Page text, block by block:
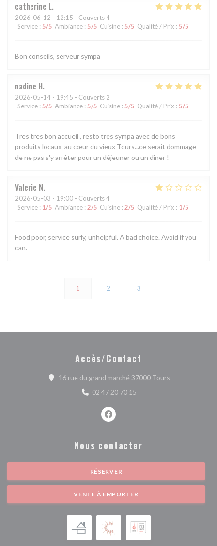
catherine L
2026-06-12 - 12:15 - Couverts 4
Service : 5/5 Ambiance : 5/5 Cuisine : 5/5 Qualité / Prix : 5/5
Bon conseils, serveur sympa
nadine H
2026-05-14 - 19:45 - Couverts 2
Service : 5/5 Ambiance : 5/5 Cuisine : 5/5 Qualité / Prix : 5/5
Tres tres bon accueil , resto tres sympa avec de bons
produits locaux, au cœur du vieux Tours...ce serait dommage
de ne pas s'y arrêter pour un déjeuner ou un dîner !
Valerie N
2026-05-03 - 19:00 - Couverts 4
Service : 1/5 Ambiance : 2/5 Cuisine : 2/5 Qualité / Prix : 1/5
Food poor, service surly, unhelpful. A bad choice. Avoid if you
can.
1 2 3
Accès/Contact
16 rue du grand marché 37000 Tours((ouvre une
02 47 20 70 15
Facebook ((ouvre une nouvelle
Nous contacter
RÉSERVER
VENTE À EMPORTER